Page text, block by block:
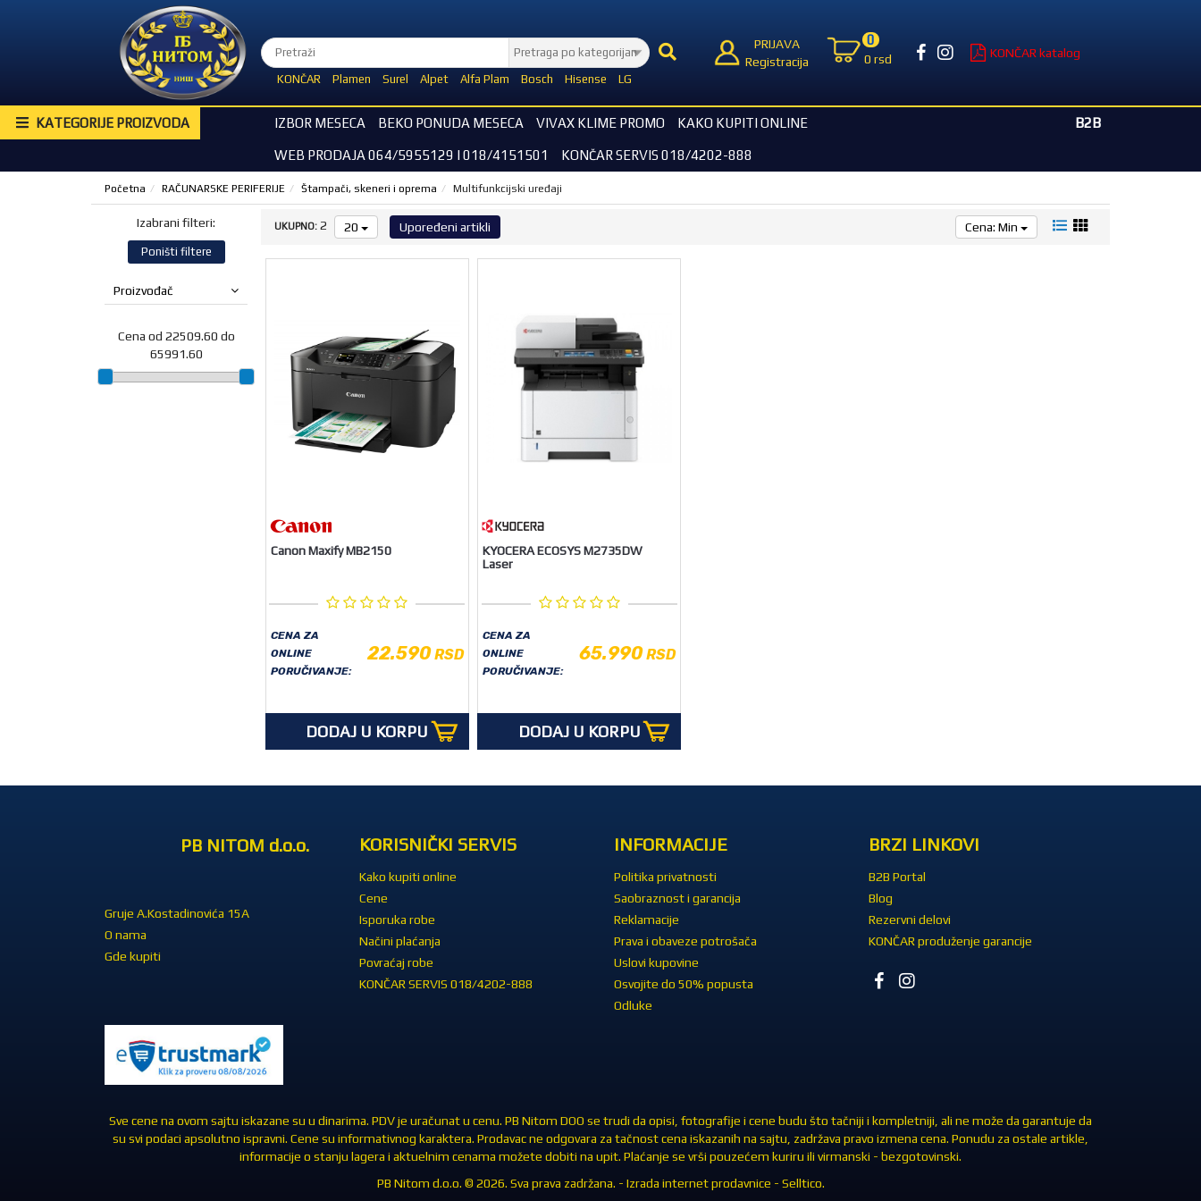
KONČAR Plamen Surel Alpet Alfa Plam Bosch Hisense LG
PRIJAVA
Registracija
0
0 rsd KONČAR katalog
KATEGORIJE PROIZVODA IZBOR MESECA BEKO PONUDA MESECA VIVAX KLIME PROMO KAKO KUPITI ONLINE
WEB PRODAJA 064/5955129 I 018/4151501 KONČAR SERVIS 018/4202-888
B2B
Početna RAČUNARSKE PERIFERIJE Štampači, skeneri i oprema Multifunkcijski uređaji
Izabrani filteri:
Poništi filtere
Proizvođač
Cena od 22509.60 do
65991.60
UKUPNO: 2 20 Upoređeni artikli Cena: Min
Canon Maxify MB2150
CENA ZA
ONLINE
PORUČIVANJE:
22.590RSD
DODAJ U KORPU
KYOCERA ECOSYS M2735DW
Laser
CENA ZA
ONLINE
PORUČIVANJE:
65.990RSD
DODAJ U KORPU
PB NITOM d.o.o.
Gruje A.Kostadinovića 15A
O nama
Gde kupiti
KORISNIČKI SERVIS
Kako kupiti online
Cene
Isporuka robe
Načini plaćanja
Povraćaj robe
KONČAR SERVIS 018/4202-888
INFORMACIJE
Politika privatnosti
Saobraznost i garancija
Reklamacije
Prava i obaveze potrošača
Uslovi kupovine
Osvojite do 50% popusta
Odluke
BRZI LINKOVI
B2B Portal
Blog
Rezervni delovi
KONČAR produženje garancije
Sve cene na ovom sajtu iskazane su u dinarima. PDV je uračunat u cenu. PB Nitom DOO se trudi da opisi, fotografije i cene budu što tačniji i kompletniji, ali ne može da garantuje da
su svi podaci apsolutno ispravni. Cene su informativnog karaktera. Prodavac ne odgovara za tačnost cena iskazanih na sajtu, zadržava pravo izmena cena. Ponudu za ostale artikle,
informacije o stanju lagera i aktuelnim cenama možete dobiti na upit. Plaćanje se vrši pouzećem kuriru ili virmanski - bezgotovinski.
PB Nitom d.o.o. © 2026. Sva prava zadržana. - Izrada internet prodavnice - Selltico.